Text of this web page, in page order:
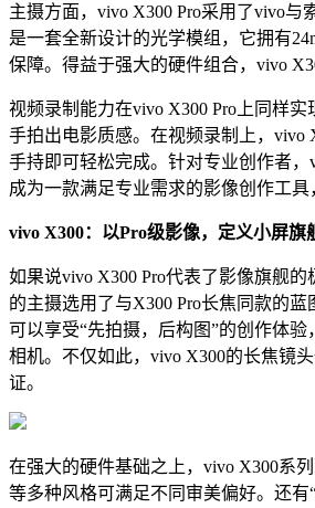
主摄方面，vivo X300 Pro采用了vivo
是一套全新设计的光学模组，它拥有
保障。得益于强大的硬件组合，vivo
视频录制能力在vivo X300 Pro上同样实
手拍出电影质感。在视频录制上，vivo
手持即可轻松完成。针对专业创作者
成为一款满足专业需求的影像创作工
vivo X300：以Pro级影像，定义小屏旗
如果说vivo X300 Pro代表了影像旗舰
的主摄选用了与X300 Pro长焦同款的
可以享受“先拍摄，后构图”的创作体
相机。不仅如此，vivo X300的长焦镜
证。
在强大的硬件基础之上，vivo X300系
等多种风格可满足不同审美偏好。还